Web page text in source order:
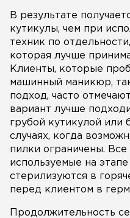
В результате
кутикулы, чем при
техник по
которая лучше
Клиенты, которые
машинный маникюр,
подход, часто
вариант лучше
грубой кутикулой
случаях, когда
пилки ограничены. Все
используемые на
стерилизуются в
перед клиентом в
Продолжительность